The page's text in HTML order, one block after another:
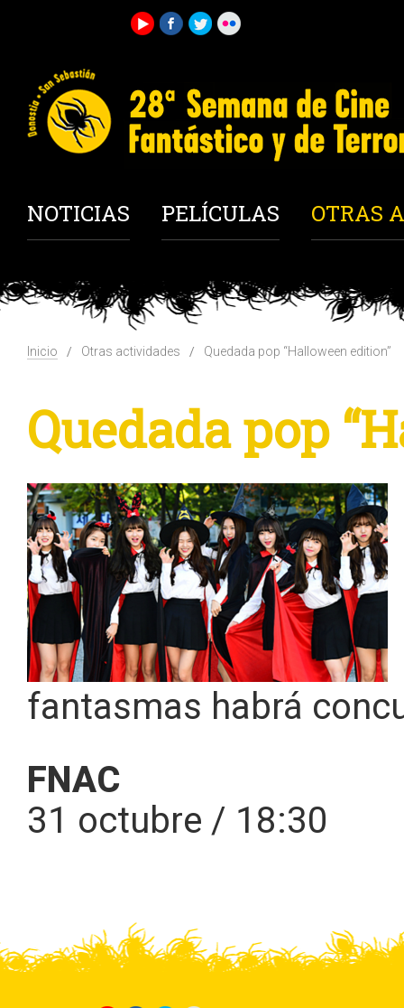
NOTICIAS PELÍCULAS OTRAS
Inicio Otras actividades Quedada pop “Halloween edition”
Quedada pop
fantasmas habrá
FNAC
31 octubre / 18:30